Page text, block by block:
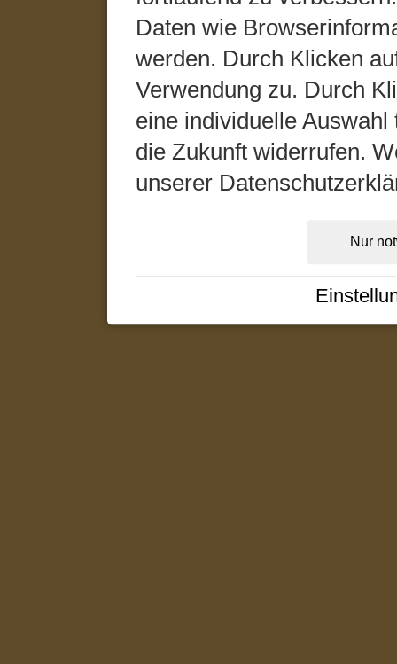
Daten wie
werden. Durch Klicken
Verwendung zu. Durch
eine individuelle
die Zukunft widerrufen.
unserer
Nur